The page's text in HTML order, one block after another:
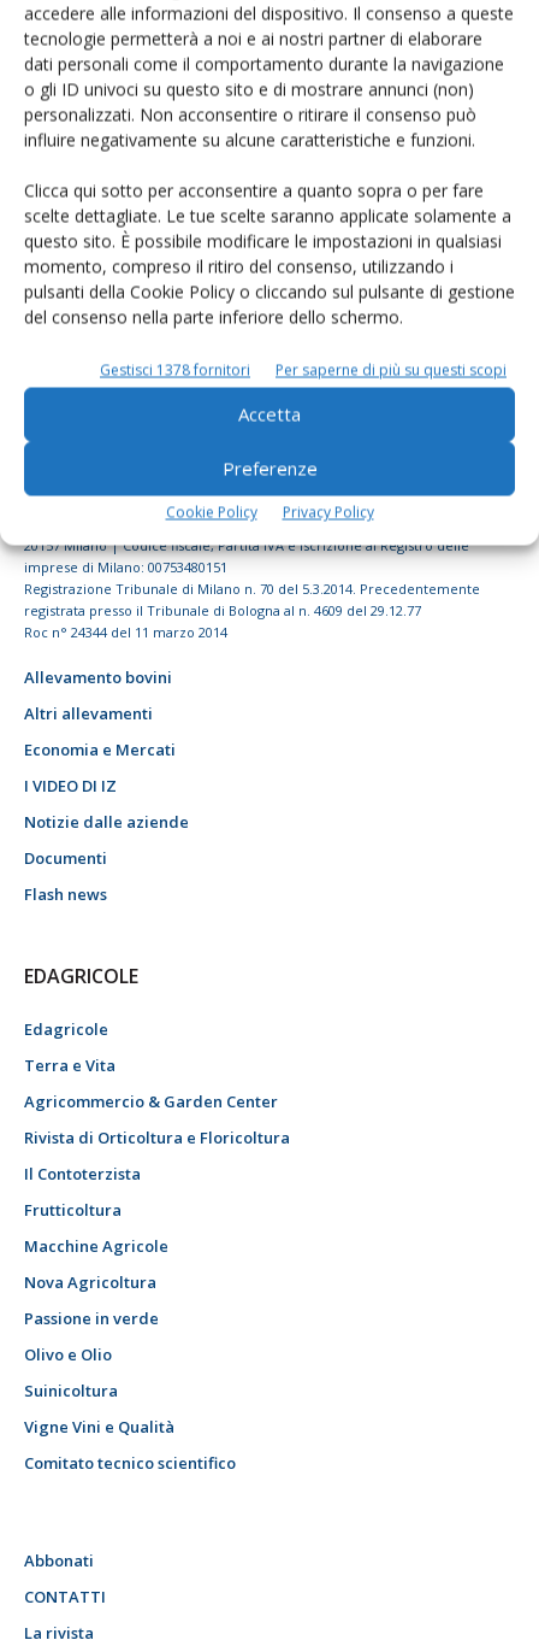
accedere alle informazioni del dispositivo. Il consenso a queste
tecnologie permetterà a noi e ai nostri partner di elaborare
dati personali come il comportamento durante la navigazione
o gli ID univoci su questo sito e di mostrare annunci (non)
personalizzati. Non acconsentire o ritirare il consenso può
influire negativamente su alcune caratteristiche e funzioni.
Clicca qui sotto per acconsentire a quanto sopra o per fare
scelte dettagliate. Le tue scelte saranno applicate solamente a
questo sito. È possibile modificare le impostazioni in qualsiasi
momento, compreso il ritiro del consenso, utilizzando i
pulsanti della Cookie Policy o cliccando sul pulsante di gestione
del consenso nella parte inferiore dello schermo.
Gestisci 1378 fornitori Per saperne di più su questi scopi
Accetta
Preferenze
Cookie Policy Privacy Policy
Rimani aggiornato sul mondo
dell’agricoltura
© Tecniche Nuove Spa. Tutti i diritti riservati. Sede legale Via Eritrea 21 -
20157 Milano | Codice fiscale, Partita IVA e Iscrizione al Registro delle
imprese di Milano: 00753480151
Registrazione Tribunale di Milano n. 70 del 5.3.2014. Precedentemente
registrata presso il Tribunale di Bologna al n. 4609 del 29.12.77
Roc n° 24344 del 11 marzo 2014
Allevamento bovini
Altri allevamenti
Economia e Mercati
I VIDEO DI IZ
Notizie dalle aziende
Documenti
Flash news
EDAGRICOLE
Edagricole
Terra e Vita
Agricommercio & Garden Center
Rivista di Orticoltura e Floricoltura
Il Contoterzista
Frutticoltura
Macchine Agricole
Nova Agricoltura
Passione in verde
Olivo e Olio
Suinicoltura
Vigne Vini e Qualità
Comitato tecnico scientifico
Abbonati
CONTATTI
La rivista